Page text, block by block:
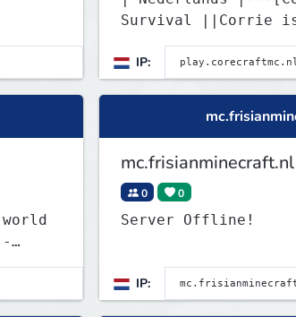
Survival ||Corrie
|Vind jij alle
IP:
mc.frisianminecraft.nl
0 0
Server Offline!
IP: